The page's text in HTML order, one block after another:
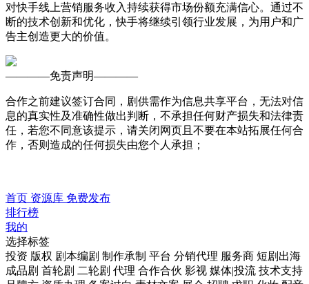
对快手线上营销服务收入持续获得市场份额充满信心。通过不
断的技术创新和优化，快手将继续引领行业发展，为用户和广
告主创造更大的价值。
————免责声明————
合作之前建议签订合同，剧供需作为信息共享平台，无法对信
息的真实性及准确性做出判断，不承担任何财产损失和法律责
任，若您不同意该提示，请关闭网页且不要在本站拓展任何合
作，否则造成的任何损失由您个人承担；
首页 资源库 免费发布
排行榜
我的
选择标签
投资 版权 剧本编剧 制作承制 平台 分销代理 服务商 短剧出海
成品剧 首轮剧 二轮剧 代理 合作合伙 影视 媒体|投流 技术支持